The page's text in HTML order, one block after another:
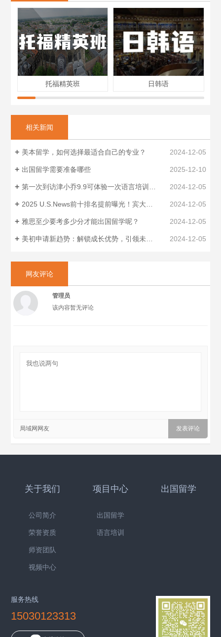
托福精英班 日韩语
相关新闻
美本留学，如何选择最适合自己的专业？ 2024-12-05
出国留学需要准备哪些 2025-12-10
第一次到访津小乔9.9可体验一次语言培训中一项科目的试听课 2024-12-05
2025 U.S.News前十排名提前曝光！宾大排名跌至历史新低，布朗出局！ 2024-12-05
雅思至少要考多少分才能出国留学呢？ 2024-12-05
美初申请新趋势：解锁成长优势，引领未来航向 2024-12-05
网友评论
管理员
该内容暂无评论
局域网网友
关于我们
公司简介
荣誉资质
师资团队
视频中心
项目中心
出国留学
语言培训
出国留学
服务热线
15030123313